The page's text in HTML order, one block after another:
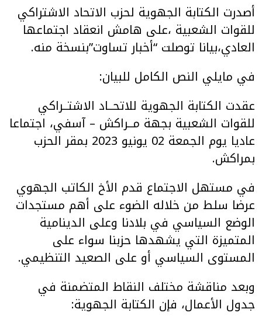
أصدرت الكتابة الجهوية لحزب الاتحاد الاشتراكي
للقوات الشعبية ،على هامش انعقاد اجتماعها
العادي،بيانا توصلت “أخبار تساوت”بنسخة منه.
في مايلي النص الكامل للبيان:
عقدت الكتابة الجهوية للاتحــاد الاشتــراكي
للقوات الشعبية بجهة مــراكش – آسفي، اجتماعا
عاديا يوم الجمعة 02 يونيو 2023 بمقر الحزب
بمراكش.
في مستهل الاجتماع قدم الأخ الكاتب الجهوي
عرضا سلط من خلاله الضوء على أهم مستجدات
الوضع السياسي في بلادنا وعلى الدينامية
المتميزة التي يشهدها حزبنا سواء على
المستوى السياسي أو على الصعيد التنظيمي.
وبعد مناقشة مختلف النقاط المتضمنة في
جدول الأعمال، فإن الكتابة الجهوية: